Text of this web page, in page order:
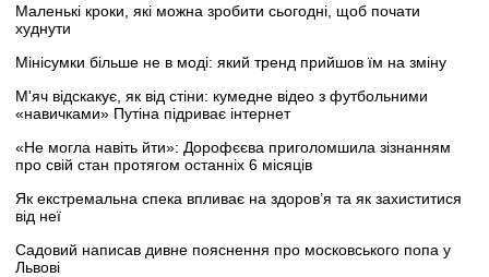
Маленькі кроки, які можна зробити сьогодні, щоб почати
худнути
Мінісумки більше не в моді: який тренд прийшов їм на зміну
М'яч відскакує, як від стіни: кумедне відео з футбольними
«навичками» Путіна підриває інтернет
«Не могла навіть йти»: Дорофєєва приголомшила зізнанням
про свій стан протягом останніх 6 місяців
Як екстремальна спека впливає на здоров’я та як захиститися
від неї
Садовий написав дивне пояснення про московського попа у
Львові